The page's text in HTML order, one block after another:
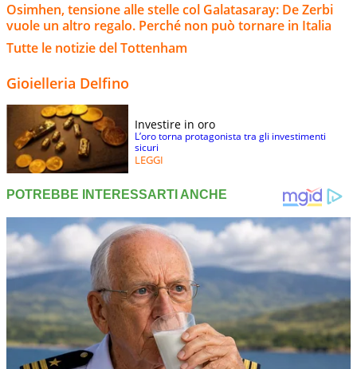
Osimhen, tensione alle stelle col Galatasaray: De Zerbi
vuole un altro regalo. Perché non può tornare in Italia
Tutte le notizie del Tottenham
Gioielleria Delfino
Investire in oro
L’oro torna protagonista tra gli investimenti
sicuri
LEGGI